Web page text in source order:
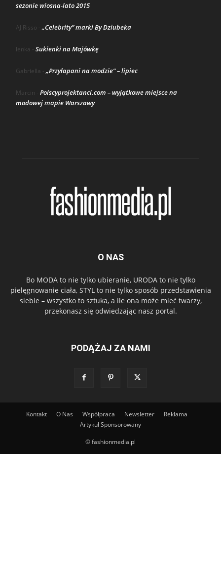
sezonie wiosna-lato 2015
AJ Risso - „Celebrity” marki By Dziubeka
lenka - Sukienki na Majówkę
Gabriella - „Przyłapani na modzie” – lipiec
Marcin - Polscyprojektanci.com – wyjątkowe miejsce na
modowej mapie Warszawy
O NAS
Bo MODA to nie tylko ubieranie, URODA to nie tylko
pielęgnowanie ciała, STYL to nie tylko sposób przedstawienia
siebie – wszystko to sztuka, a ile ona może mieć twarzy,
przekonasz się odwiedzając nasz portal.
PODĄŻAJ ZA NAMI
Kontakt O Nas Współpraca Newsletter
Reklama
Artykuł Sponsorowany
© fashionmedia.pl